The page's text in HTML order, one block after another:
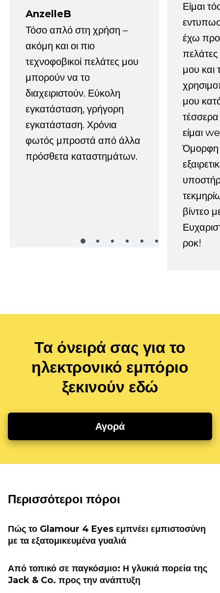
AnzelleB
Τόσο απλό στη χρήση –
ακόμη και οι πιο
τεχνοφοβικοί πελάτες μου
μπορούν να το
διαχειριστούν. Εύκολη
εγκατάσταση, γρήγορη
εγκατάσταση. Χρόνια
φωτός μπροστά από άλλα
πρόσθετα καταστημάτων.
Είμαι
έχω
μου και
μου
είμαι
Όμορφη
βίντεο
ροκ!
Τα όνειρά σας για το
ηλεκτρονικό εμπόριο
ξεκινούν εδώ
Αγορά
Περισσότεροι πόροι
Πώς το Glamour 4 Eyes εμπνέει εμπιστοσύνη
με τα εξατομικευμένα γυαλιά
Από τοπικό σε παγκόσμιο: Η γλυκιά πορεία της
Jack & Co. προς την ανάπτυξη